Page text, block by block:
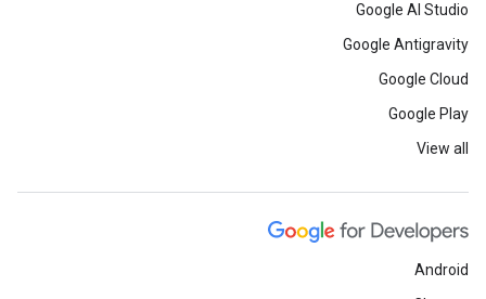
Google AI Studio
Google Antigravity
Google Cloud
Google Play
View all
Android